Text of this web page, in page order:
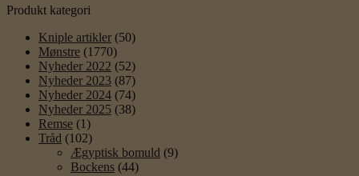
Produkt kategori
Kniple artikler (50)
Mønstre (1770)
Nyheder 2022 (52)
Nyheder 2023 (87)
Nyheder 2024 (74)
Nyheder 2025 (38)
Remse (1)
Tråd (102)
Ægyptisk bomuld (9)
Bockens (44)